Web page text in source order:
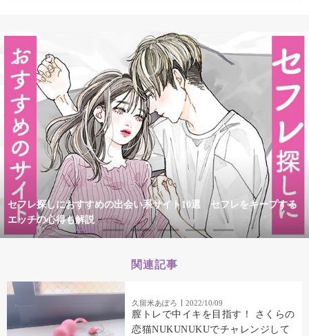
セフレ探しにおすすめの出会い系サイト10選 セフレをキープする
エッチの心得も解説
関連記事
久留米あぽろ 2022/10/09
膣トレで中イキを目指す！ さくらの
恋猫NUKUNUKUでチャレンジして